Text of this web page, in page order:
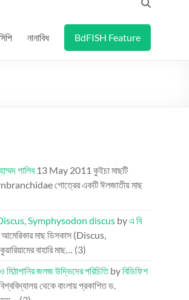
নানাবিধ BdFISH Feature
গালিব 13 May 2011 কুইচা মাছটি
গোত্রের একটি ঈলজাতীয় মাছ
Discus, Symphysodon discus byএ বি
আমেরিকার মাছ ডিসকাস (Discus,
বাহারি মাছ… (3)
মিঠাপানির জলজ উদ্ভিদের পরিচিতিbyবিডিফিশ
থেকে বাংলায় প্রকাশিত ড.